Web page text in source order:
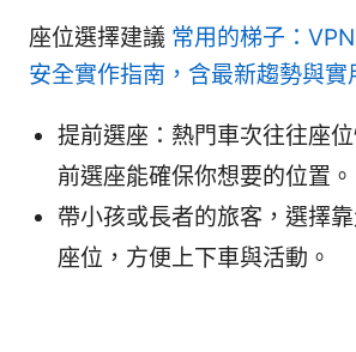
座位選擇建議 常用的梯子：
安全實作指南，含最新趨勢與實
提前選座：熱門車次往往座
前選座能確保你想要的位置。
帶小孩或長者的旅客，選擇
座位，方便上下車與活動。